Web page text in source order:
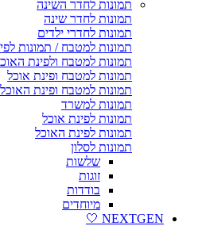
תמונות לחדר השינה
תמונות לחדר שינה
תמונות לחדרי ילדים
תמונות למטבח / תמונות
תמונות למטבח ולפינת
תמונות למטבח ופינת אוכל
תמונות למטבח ופינת האוכל
תמונות למשרד
תמונות לפינת אוכל
תמונות לפינת האוכל
תמונות לסלון
שלשות
זוגות
בודדות
מיוחדים
NEXTGEN 🤍